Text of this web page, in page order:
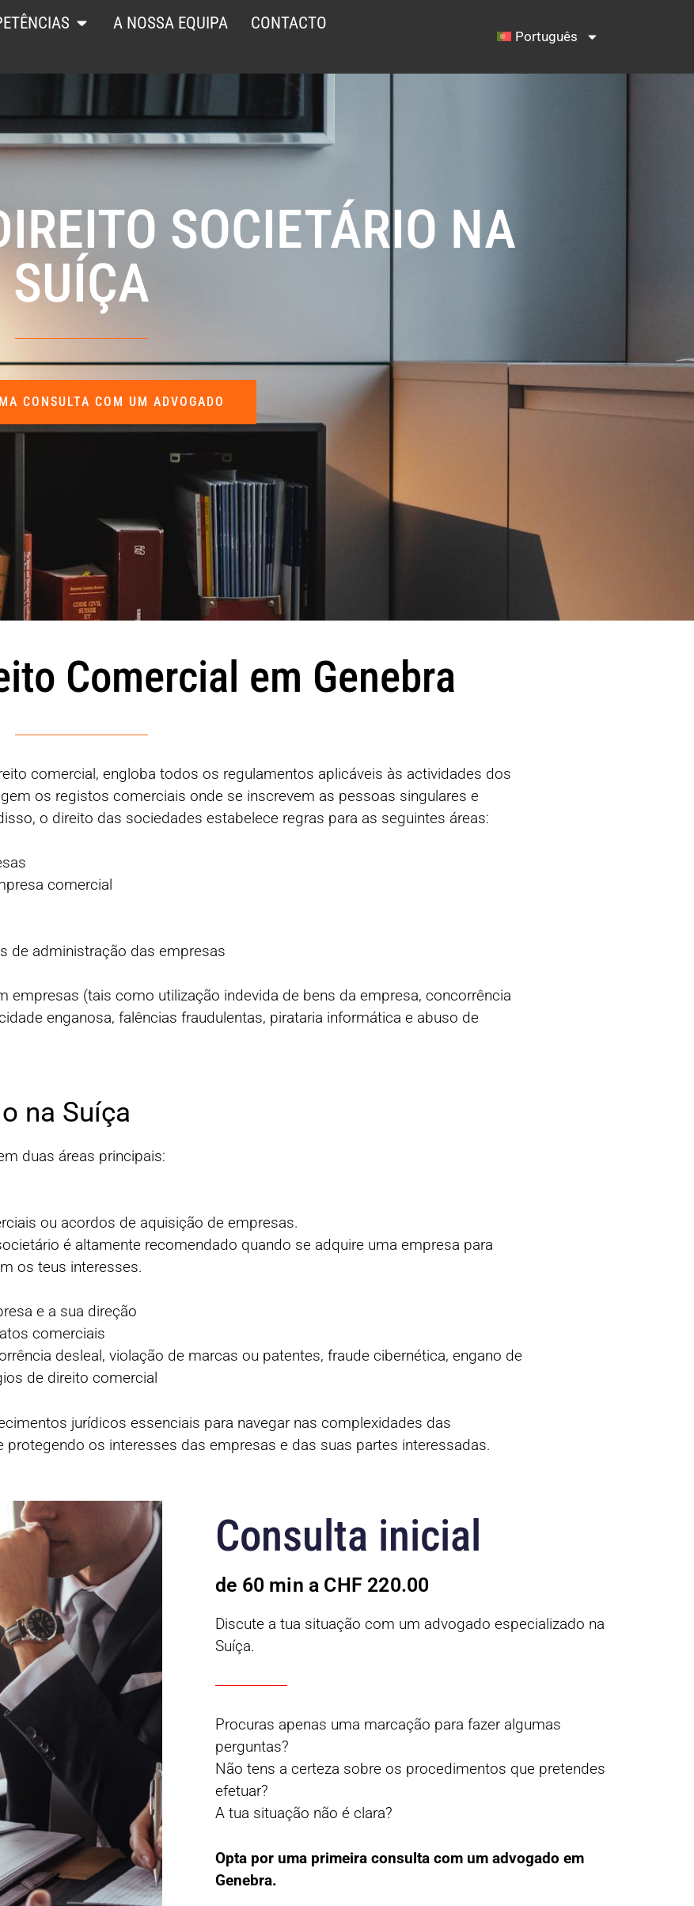
A NOSSA EQUIPA CONTACTO
Português
SOCIETÁRIO NA
SUÍÇA
CONSULTA COM UM ADVOGADO
Comercial em Genebra
comercial, engloba todos os regulamentos aplicáveis às actividades dos
os registos comerciais onde se inscrevem as pessoas singulares e
o direito das sociedades estabelece regras para as seguintes áreas:
comercial
de administração das empresas
empresas (tais como utilização indevida de bens da empresa, concorrência
enganosa, falências fraudulentas, pirataria informática e abuso de
na Suíça
duas áreas principais:
ou acordos de aquisição de empresas.
é altamente recomendado quando se adquire uma empresa para
os teus interesses.
e a sua direção
comerciais
desleal, violação de marcas ou patentes, fraude cibernética, engano de
de direito comercial
jurídicos essenciais para navegar nas complexidades das
os interesses das empresas e das suas partes interessadas.
Consulta inicial
de 60 min a CHF 220.00
Discute a tua situação com um advogado especializado na
Suíça.
Procuras apenas uma marcação para fazer algumas
perguntas?
Não tens a certeza sobre os procedimentos que pretendes
efetuar?
A tua situação não é clara?
Opta por uma primeira consulta com um advogado em
Genebra.